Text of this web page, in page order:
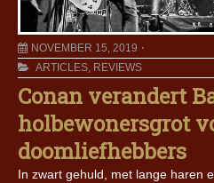
NOVEMBER 15, 2019
ARTICLES, REVIEWS
Conan verandert
holbewonersgrot
doomliefhebbers
In zwart gehuld, met lange haren